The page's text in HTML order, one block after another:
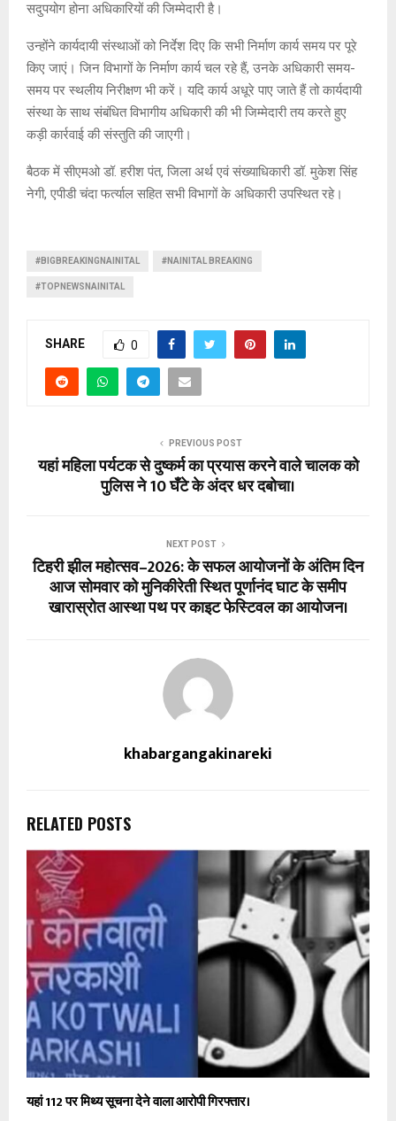
सदुपयोग होना अधिकारियों की जिम्मेदारी है।
उन्होंने कार्यदायी संस्थाओं को निर्देश दिए कि सभी निर्माण कार्य समय पर पूरे
किए जाएं। जिन विभागों के निर्माण कार्य चल रहे हैं, उनके अधिकारी समय-
समय पर स्थलीय निरीक्षण भी करें। यदि कार्य अधूरे पाए जाते हैं तो कार्यदायी
संस्था के साथ संबंधित विभागीय अधिकारी की भी जिम्मेदारी तय करते हुए
कड़ी कार्रवाई की संस्तुति की जाएगी।
बैठक में सीएमओ डॉ. हरीश पंत, जिला अर्थ एवं संख्याधिकारी डॉ. मुकेश सिंह
नेगी, एपीडी चंदा फर्त्याल सहित सभी विभागों के अधिकारी उपस्थित रहे।
#BIGBREAKINGNAINITAL #NAINITAL BREAKING
#TOPNEWSNAINITAL
SHARE 0
PREVIOUS POST
यहां महिला पर्यटक से दुष्कर्म का प्रयास करने वाले चालक को
पुलिस ने 10 घँटे के अंदर धर दबोचा।
NEXT POST
टिहरी झील महोत्सव–2026: के सफल आयोजनों के अंतिम दिन
आज सोमवार को मुनिकीरेती स्थित पूर्णानंद घाट के समीप
खारास्रोत आस्था पथ पर काइट फेस्टिवल का आयोजन।
khabargangakinareki
RELATED POSTS
यहां 112 पर मिथ्य सूचना देने वाला आरोपी गिरफ्तार।